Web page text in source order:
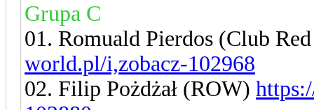
Grupa C
01. Romuald Pierdos (Club
world.pl/i,zobacz-102968
02. Filip Pożdżał (ROW)